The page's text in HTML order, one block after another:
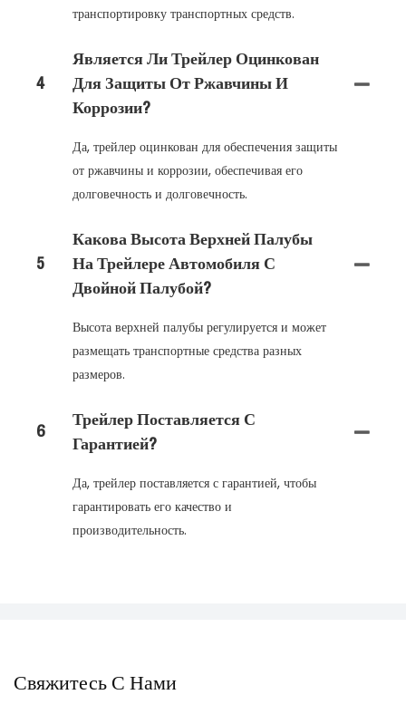
транспортировку транспортных средств.
4
Является Ли Трейлер Оцинкован
Для Защиты От Ржавчины И
Коррозии?
Да, трейлер оцинкован для обеспечения защиты
от ржавчины и коррозии, обеспечивая его
долговечность и долговечность.
5
Какова Высота Верхней Палубы
На Трейлере Автомобиля С
Двойной Палубой?
Высота верхней палубы регулируется и может
размещать транспортные средства разных
размеров.
6
Трейлер Поставляется С
Гарантией?
Да, трейлер поставляется с гарантией, чтобы
гарантировать его качество и
производительность.
Свяжитесь С Нами